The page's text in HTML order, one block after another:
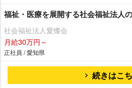
福祉・医療を展開する社会福祉法人
社会福祉法人愛燦会
月給30万円～
正社員 / 愛知県
続きはこ